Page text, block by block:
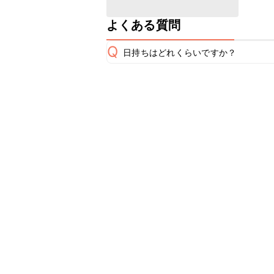
よくある質問
Q 日持ちはどれくらいですか？